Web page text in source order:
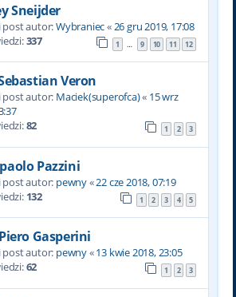
Sneijder
post autor:Wybraniec«26 gru 2019, 17:08
337 1 … 9 10 11 12
Veron
post autor: Maciek(superofca)« 15 wrz
82 1 2 3
Pazzini
post autor: pewny«22 cze 2018, 07:19
132 1 2 3 4 5
Gasperini
post autor: pewny«13 kwie 2018, 23:05
62 1 2 3